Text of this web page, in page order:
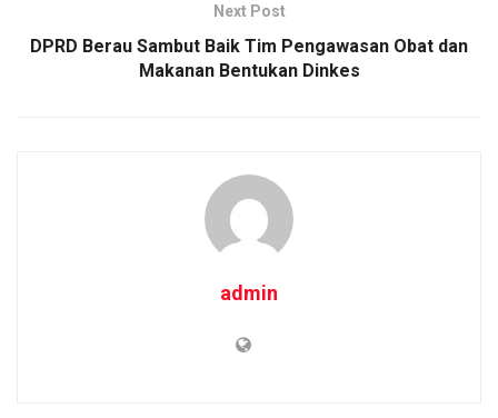
Next Post
DPRD Berau Sambut Baik Tim Pengawasan Obat dan
Makanan Bentukan Dinkes
admin